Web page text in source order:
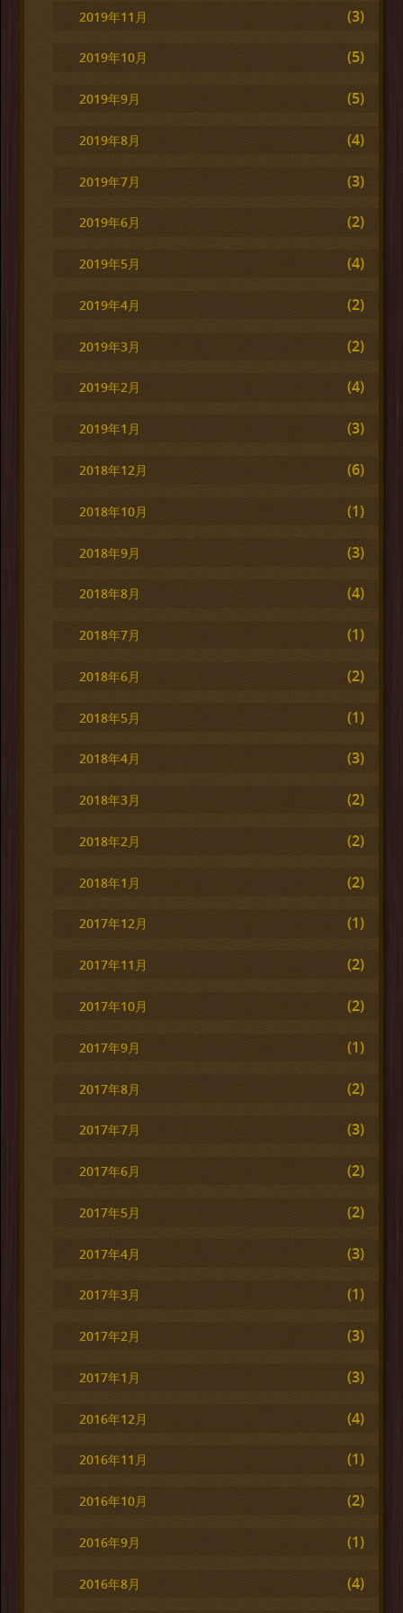
2019年11月 (3)
2019年10月 (5)
2019年9月 (5)
2019年8月 (4)
2019年7月 (3)
2019年6月 (2)
2019年5月 (4)
2019年4月 (2)
2019年3月 (2)
2019年2月 (4)
2019年1月 (3)
2018年12月 (6)
2018年10月 (1)
2018年9月 (3)
2018年8月 (4)
2018年7月 (1)
2018年6月 (2)
2018年5月 (1)
2018年4月 (3)
2018年3月 (2)
2018年2月 (2)
2018年1月 (2)
2017年12月 (1)
2017年11月 (2)
2017年10月 (2)
2017年9月 (1)
2017年8月 (2)
2017年7月 (3)
2017年6月 (2)
2017年5月 (2)
2017年4月 (3)
2017年3月 (1)
2017年2月 (3)
2017年1月 (3)
2016年12月 (4)
2016年11月 (1)
2016年10月 (2)
2016年9月 (1)
2016年8月 (4)